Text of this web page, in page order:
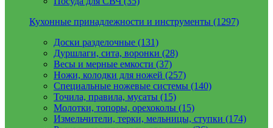
Кухонные принадлежности и инструменты (1297)
Доски разделочные (131)
Дуршлаги, сита, воронки (28)
Весы и мерные емкости (37)
Ножи, колодки для ножей (257)
Специальные ножевые системы (140)
Точила, правила, мусаты (15)
Молотки, топоры, орехоколы (15)
Измельчители, терки, мельницы, ступки (174)